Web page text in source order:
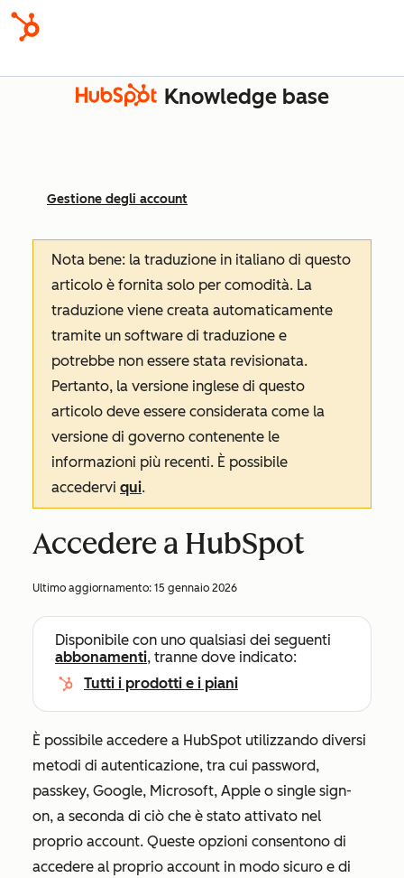
Knowledge base
Gestione degli account
Nota bene: la traduzione in italiano di questo
articolo è fornita solo per comodità. La
traduzione viene creata automaticamente
tramite un software di traduzione e
potrebbe non essere stata revisionata.
Pertanto, la versione inglese di questo
articolo deve essere considerata come la
versione di governo contenente le
informazioni più recenti. È possibile
accedervi qui.
Accedere a HubSpot
Ultimo aggiornamento: 15 gennaio 2026
Disponibile con uno qualsiasi dei seguenti
abbonamenti, tranne dove indicato:
Tutti i prodotti e i piani
È possibile accedere a HubSpot utilizzando diversi
metodi di autenticazione, tra cui password,
passkey, Google, Microsoft, Apple o single sign-
on, a seconda di ciò che è stato attivato nel
proprio account. Queste opzioni consentono di
accedere al proprio account in modo sicuro e di